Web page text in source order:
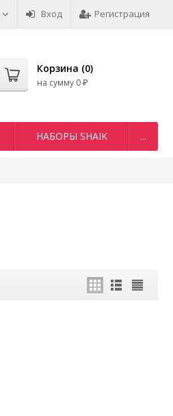
Вход Регистрация
Корзина (0)
на сумму 0 ₽
НАБОРЫ SHAIK ...